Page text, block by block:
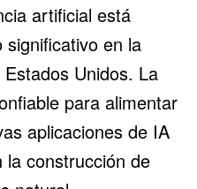
artificial está
significativo en la
Unidos. La
para alimentar
aplicaciones de IA
la construcción de